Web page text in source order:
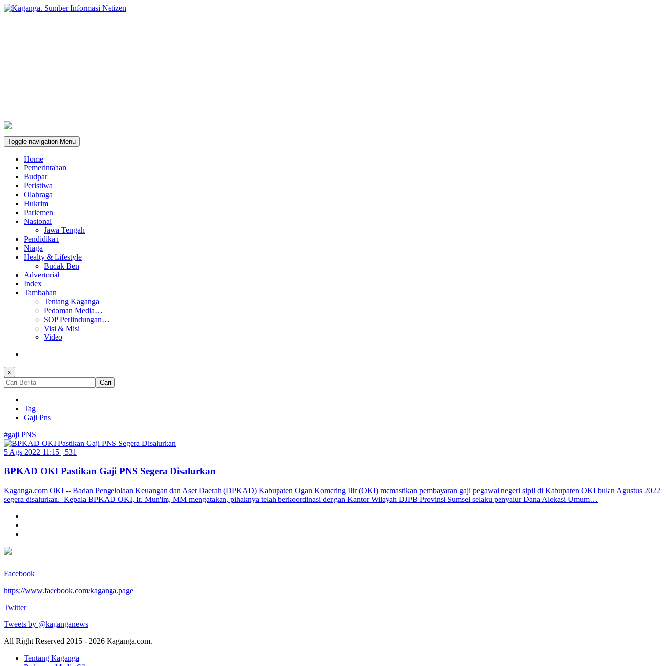
Toggle navigation Menu
Home
Pemerintahan
Budpar
Peristiwa
Olahraga
Hukrim
Parlemen
Nasional
Jawa Tengah
Pendidikan
Niaga
Healty & Lifestyle
Budak Ben
Advertorial
Index
Tambahan
Tentang Kaganga
Pedoman Media…
SOP Perlindungan…
Visi & Misi
Video
x
Cari
Tag
Gaji Pns
#gaji PNS
5 Ags 2022 11:15 | 531
BPKAD OKI Pastikan Gaji PNS Segera Disalurkan
Kaganga.com OKI -- Badan Pengelolaan Keuangan dan Aset Daerah (DPKAD) Kabupaten Ogan Komering Ilir (OKI) memastikan pembayaran gaji pegawai negeri sipil di Kabupaten OKI bulan Agustus 2022
segera disalurkan. Kepala BPKAD OKI, Ir. Mun'im, MM mengatakan, pihaknya telah berkoordinasi dengan Kantor Wilayah DJPB Provinsi Sumsel selaku penyalur Dana Alokasi Umum…
Facebook
https://www.facebook.com/kaganga.page
Twitter
Tweets by @kaganganews
All Right Reserved 2015 - 2026 Kaganga.com.
Tentang Kaganga